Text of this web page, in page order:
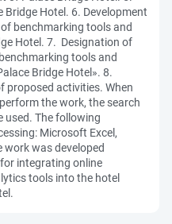
Hotel. 6. Development
benchmarking tools and
Hotel. 7. Designation of
tools and
Bridge Hotel». 8.
proposed activities. When
the work, the search
used. The following
Microsoft Excel,
was developed
integrating online
tools into the hotel